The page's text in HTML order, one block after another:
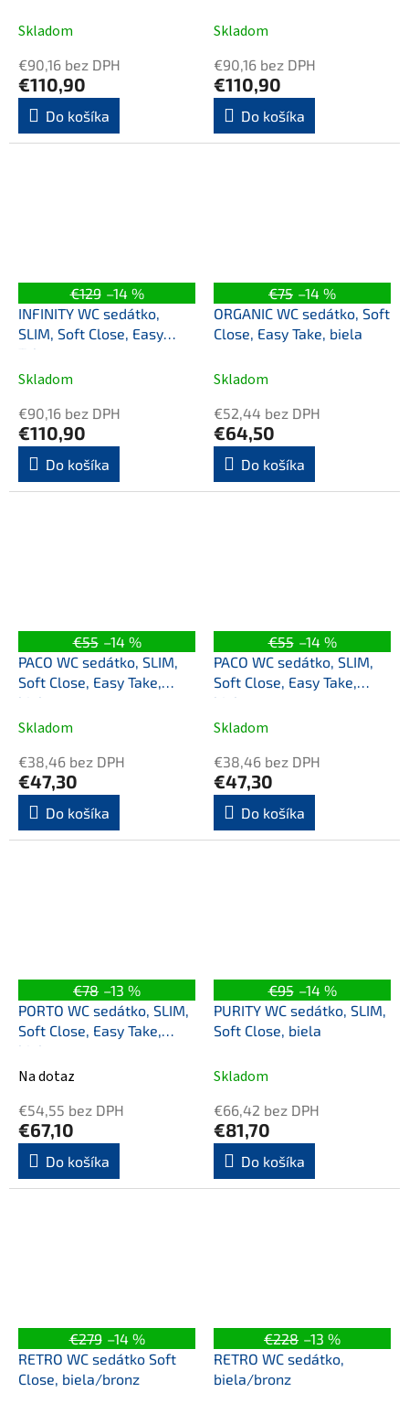
Skladom
€90,16 bez DPH
€110,90
Do košíka
Skladom
€90,16 bez DPH
€110,90
Do košíka
€129 –14 %
INFINITY WC sedátko,
SLIM, Soft Close, Easy
Take, taupe
Skladom
€90,16 bez DPH
€110,90
Do košíka
€75 –14 %
ORGANIC WC sedátko, Soft
Close, Easy Take, biela
Skladom
€52,44 bez DPH
€64,50
Do košíka
€55 –14 %
PACO WC sedátko, SLIM,
Soft Close, Easy Take,
biela
Skladom
€38,46 bez DPH
€47,30
Do košíka
€55 –14 %
PACO WC sedátko, SLIM,
Soft Close, Easy Take,
biela
Skladom
€38,46 bez DPH
€47,30
Do košíka
€78 –13 %
PORTO WC sedátko, SLIM,
Soft Close, Easy Take,
biela
Na dotaz
€54,55 bez DPH
€67,10
Do košíka
€95 –14 %
PURITY WC sedátko, SLIM,
Soft Close, biela
Skladom
€66,42 bez DPH
€81,70
Do košíka
€279 –14 %
RETRO WC sedátko Soft
Close, biela/bronz
€228 –13 %
RETRO WC sedátko,
biela/bronz